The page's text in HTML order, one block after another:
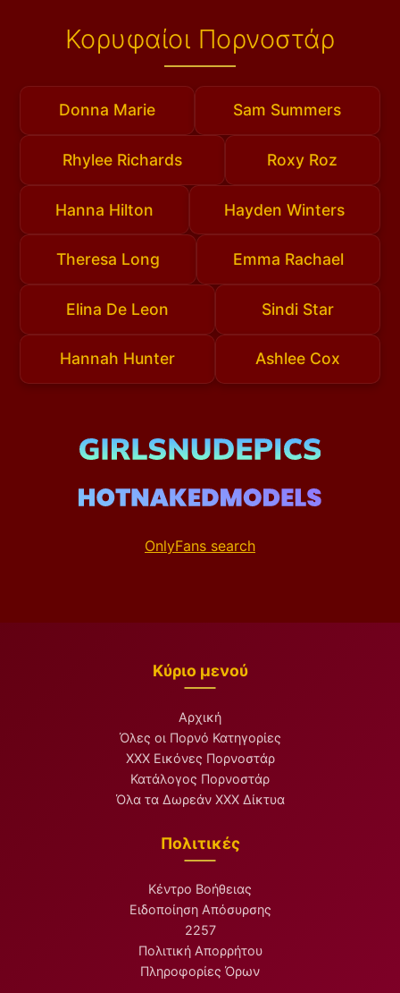
Κορυφαίοι Πορνοστάρ
Donna Marie Sam Summers
Rhylee Richards Roxy Roz
Hanna Hilton Hayden Winters
Theresa Long Emma Rachael
Elina De Leon Sindi Star
Hannah Hunter Ashlee Cox
OnlyFans search
Κύριο μενού
Αρχική
Όλες οι Πορνό Κατηγορίες
XXX Εικόνες Πορνοστάρ
Κατάλογος Πορνοστάρ
Όλα τα Δωρεάν XXX Δίκτυα
Πολιτικές
Κέντρο Βοήθειας
Ειδοποίηση Απόσυρσης
2257
Πολιτική Απορρήτου
Πληροφορίες Όρων